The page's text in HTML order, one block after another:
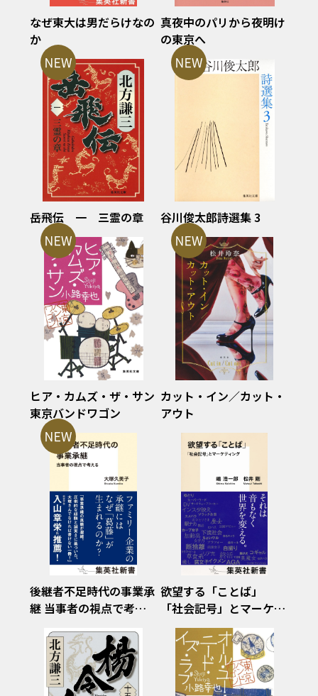
なぜ東大は男だらけなの
か
真夜中のパリから夜明け
の東京へ
岳飛伝 一 三霊の章 谷川俊太郎詩選集 3
ヒア・カムズ・ザ・サン
東京バンドワゴン
カット・イン／カット・
アウト
後継者不足時代の事業承
継 当事者の視点で考え
欲望する「ことば」
「社会記号」とマーケテ
ィング